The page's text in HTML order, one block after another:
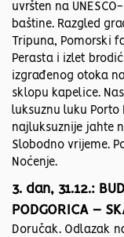
uvršten na
baštine. Razgled
Tripuna, Pomorski
Perasta i izlet
izgrađenog otoka
sklopu kapelice.
luksuznu luku Porto
najluksuznije jahte
Slobodno vrijeme.
Noćenje.
3. dan, 31.12.:
PODGORICA –
Doručak. Odlazak